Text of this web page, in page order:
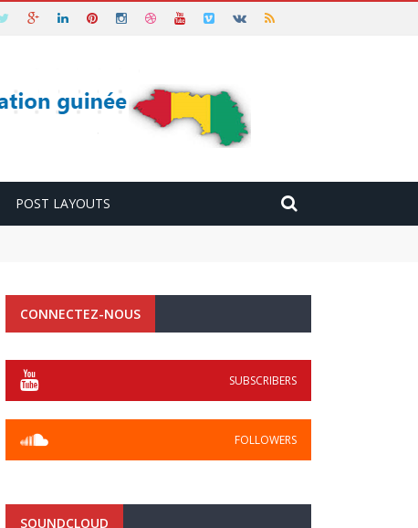
POST LAYOUTS
CONNECTEZ-NOUS
SUBSCRIBERS
FOLLOWERS
SOUNDCLOUD